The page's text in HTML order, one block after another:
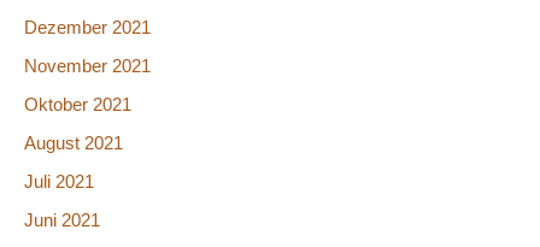
Dezember 2021
November 2021
Oktober 2021
August 2021
Juli 2021
Juni 2021